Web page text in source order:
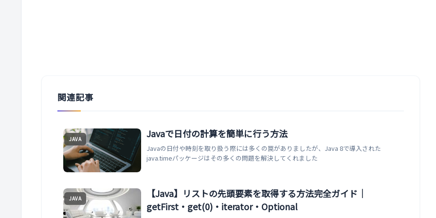
関連記事
JAVA Javaで日付の計算を簡単に行う方法
Javaの日付や時刻を取り扱う際には多くの罠がありましたが、Java 8で導入された
java.timeパッケージはその多くの問題を解決してくれました
JAVA
【Java】リストの先頭要素を取得する方法完全ガイド｜
getFirst・get(0)・iterator・Optional